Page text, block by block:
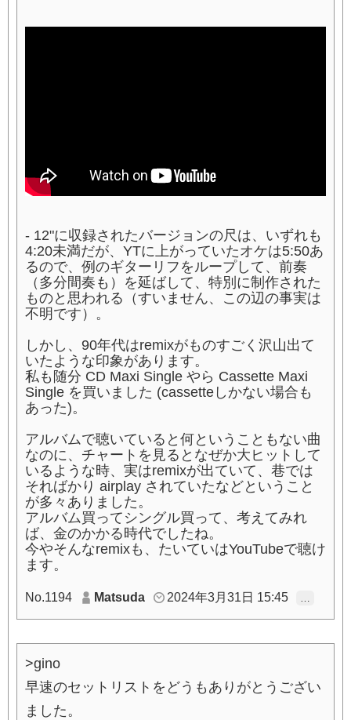
- 12"に収録されたバージョンの尺は、いずれも
4:20未満だが、YTに上がっていたオケは5:50あ
るので、例のギターリフをループして、前奏
（多分間奏も）を延ばして、特別に制作された
ものと思われる（すいません、この辺の事実は
不明です）。
しかし、90年代はremixがものすごく沢山出て
いたような印象があります。
私も随分 CD Maxi Single やら Cassette Maxi
Single を買いました (cassetteしかない場合も
あった)。
アルバムで聴いていると何ということもない曲
なのに、チャートを見るとなぜか大ヒットして
いるような時、実はremixが出ていて、巷では
そればかり airplay されていたなどということ
が多々ありました。
アルバム買ってシングル買って、考えてみれ
ば、金のかかる時代でしたね。
今やそんなremixも、たいていはYouTubeで聴け
ます。
No.1194 Matsuda 2024年3月31日 15:45
>gino
早速のセットリストをどうもありがとうござい
ました。